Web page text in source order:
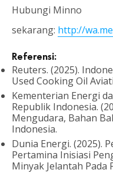
Hubungi Minno
sekarang: http://
Referensi:
Reuters. (2025).
Used Cooking Oil
Kementerian Energi
Republik Indonesia.
Mengudara, Bahan
Indonesia.
Dunia Energi. (2025).
Pertamina Inisiasi
Minyak Jelantah Pada